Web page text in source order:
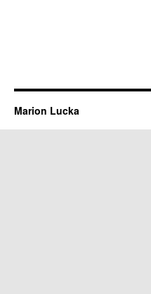
Marion Lucka